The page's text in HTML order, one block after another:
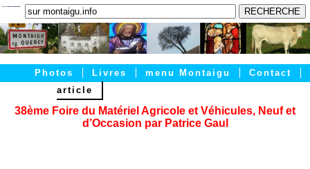
Contact
menu Montaigu
Livres
Photos
article
38ème Foire du Matériel Agricole et Véhicules, Neuf et
d’Occasion par Patrice Gaul